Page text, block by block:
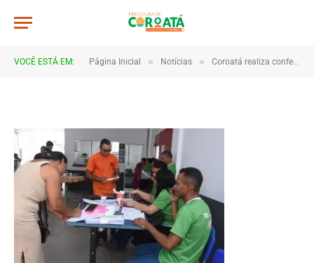
VOCÊ ESTÁ EM: Página Inicial » Notícias » Coroatá realiza conferência para fortalecer políticas públicas de desenvolvimento rural
a05